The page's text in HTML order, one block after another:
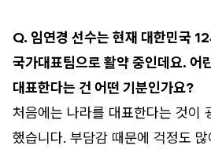
Q. 임연경 선수는 현재 대한민국
국가대표팀으로 활약 중인데요. 어
대표한다는 건 어떤 기분인가요?
처음에는 나라를 대표한다는 것이
했습니다. 부담감 때문에 걱정도